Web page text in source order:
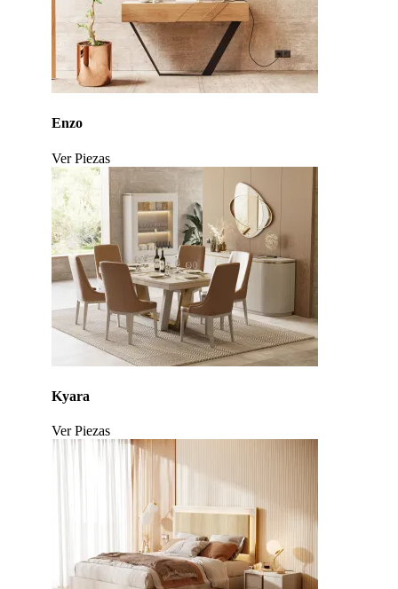
Enzo
Ver Piezas
Kyara
Ver Piezas